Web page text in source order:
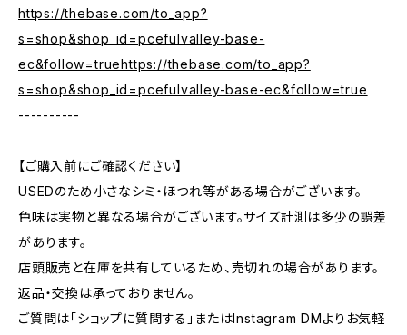
https://thebase.com/to_app?
s=shop&shop_id=pcefulvalley-base-
ec&follow=truehttps://thebase.com/to_app?
s=shop&shop_id=pcefulvalley-base-ec&follow=true
----------
【ご購入前にご確認ください】
USEDのため小さなシミ・ほつれ等がある場合がございます。
色味は実物と異なる場合がございます。サイズ計測は多少の誤差
があります。
店頭販売と在庫を共有しているため、売切れの場合があります。
返品・交換は承っておりません。
ご質問は「ショップに質問する」またはInstagram DMよりお気軽